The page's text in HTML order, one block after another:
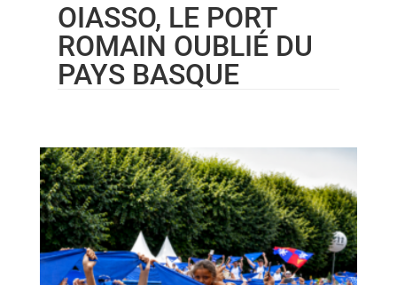
OIASSO, LE PORT
ROMAIN OUBLIÉ DU
PAYS BASQUE